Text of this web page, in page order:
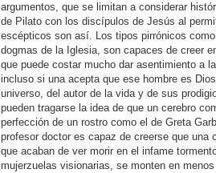
argumentos, que se limitan a considerar
de Pilato con los discípulos de Jesús al
escépticos son así. Los tipos pirrónicos
dogmas de la Iglesia, son capaces de creer
que puede costar mucho dar asentimiento a
incluso si una acepta que ese hombre es
universo, del autor de la vida y de sus
pueden tragarse la idea de que un cerebro
perfección de un rostro como el de Greta
profesor doctor es capaz de creerse que una
que acaban de ver morir en el infame
mujerzuelas visionarias, se monten en